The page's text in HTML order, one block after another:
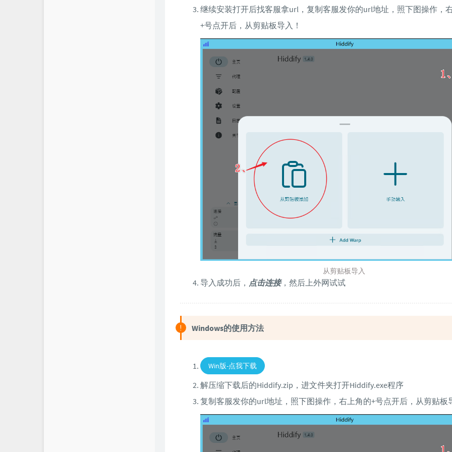
继续安装打开后找客服拿url，复制客服发你的url地址，照下图操作，
+号点开后，从剪贴板导入！
从剪贴板导入
导入成功后， 点击连接，然后上外网试试
Windows的使用方法
Win版-点我下载
解压缩下载后的Hiddify.zip，进文件夹打开Hiddify.exe程序
复制客服发你的url地址，照下图操作，右上角的+号点开后，从剪贴板